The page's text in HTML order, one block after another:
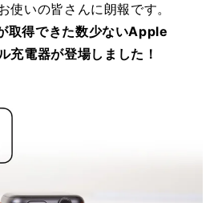
いの皆さんに朗報です。
取得できた数少ないApple
充電器が登場しました！